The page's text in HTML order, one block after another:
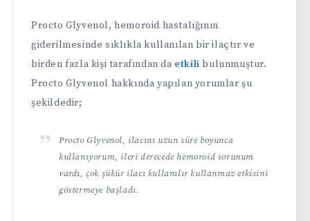
Procto Glyvenol, hemoroid hastalığının
giderilmesinde sıklıkla kullanılan bir ilaçtır ve
birden fazla kişi tarafından da etkili bulunmuştur.
Procto Glyvenol hakkında yapılan yorumlar şu
şekildedir;
Procto Glyvenol, ilacını uzun süre boyunca
kullanıyorum, ileri derecede hemoroid sorunum
vardı, çok şükür ilacı kullanılır kullanmaz etkisini
göstermeye başladı.